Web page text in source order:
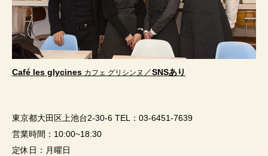
Café les glycines カフェ グリシンヌ ／SNSあり
東京都大田区上池台2-30-6 TEL ： 03-6451-7639
営業時間： 10:00~18:30
定休日：月曜日